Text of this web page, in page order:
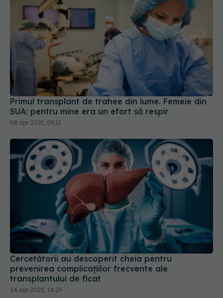
Primul transplant de trahee din lume. Femeie din
SUA: pentru mine era un efort să respir
08 apr 2021, 09:12
Cercetătorii au descoperit cheia pentru
prevenirea complicațiilor frecvente ale
transplantului de ficat
24 sep 2025, 14:29